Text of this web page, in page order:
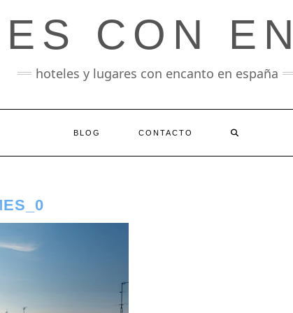
CON
hoteles y lugares con encanto en españa
BLOG CONTACTO